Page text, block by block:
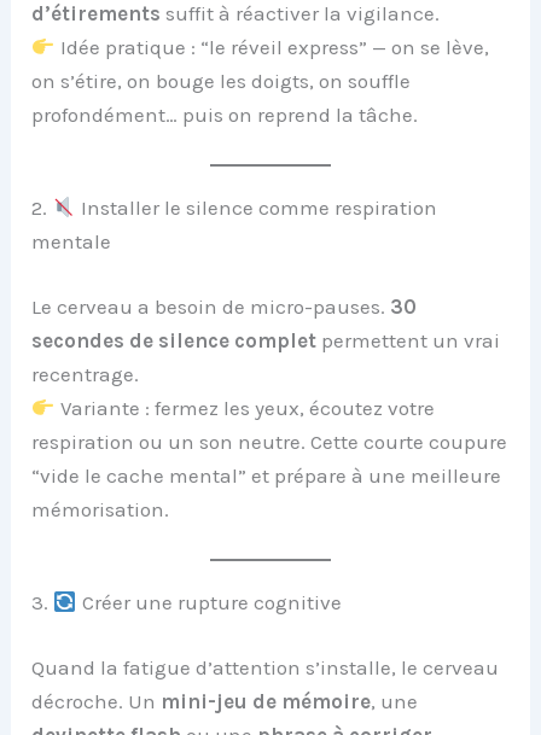
d’étirements suffit à réactiver la vigilance.
Idée pratique : “le réveil express” — on se lève,
on s’étire, on bouge les doigts, on souffle
profondément… puis on reprend la tâche.
2.
Installer le silence comme respiration
mentale
Le cerveau a besoin de micro-pauses. 30
secondes de silence complet permettent un vrai
recentrage.
Variante : fermez les yeux, écoutez votre
respiration ou un son neutre. Cette courte coupure
“vide le cache mental” et prépare à une meilleure
mémorisation.
3. Créer une rupture cognitive
Quand la fatigue d’attention s’installe, le cerveau
décroche. Un mini-jeu de mémoire, une